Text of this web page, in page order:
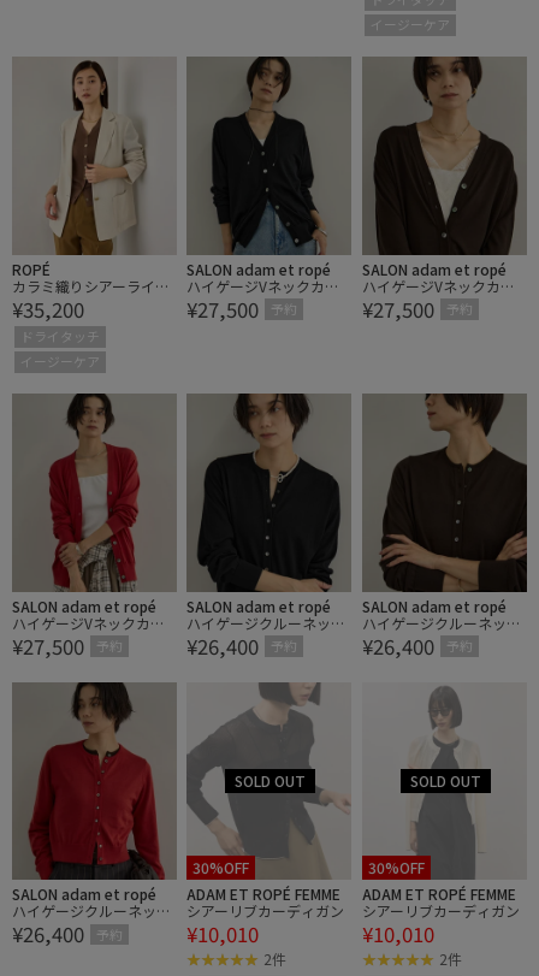
イージーケア
ROPÉ
カラミ織りシアーライト
ジャケット/イージーケ
ア
¥35,200
ドライタッチ
イージーケア
SALON adam et ropé
ハイゲージVネックカー
ディガン
¥27,500 予約
SALON adam et ropé
ハイゲージVネックカー
ディガン
¥27,500 予約
SALON adam et ropé
ハイゲージVネックカー
ディガン
¥27,500 予約
SALON adam et ropé
ハイゲージクルーネック
カーディガン
¥26,400 予約
SALON adam et ropé
ハイゲージクルーネック
カーディガン
¥26,400 予約
SALON adam et ropé
ハイゲージクルーネック
カーディガン
¥26,400 予約
30%OFF
ADAM ET ROPÉ FEMME
シアーリブカーディガン
¥10,010
2件
30%OFF
ADAM ET ROPÉ FEMME
シアーリブカーディガン
¥10,010
2件